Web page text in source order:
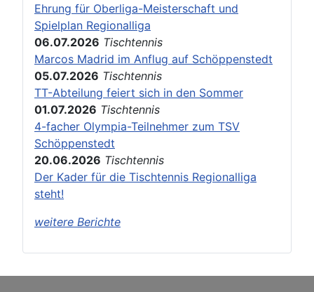
Ehrung für Oberliga-Meisterschaft und
Spielplan Regionalliga
06.07.2026 Tischtennis
Marcos Madrid im Anflug auf Schöppenstedt
05.07.2026 Tischtennis
TT-Abteilung feiert sich in den Sommer
01.07.2026 Tischtennis
4-facher Olympia-Teilnehmer zum TSV
Schöppenstedt
20.06.2026 Tischtennis
Der Kader für die Tischtennis Regionalliga
steht!
weitere Berichte